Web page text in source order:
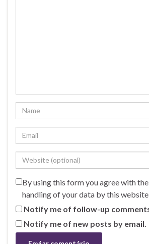
By using this form you agree with
handling of your data by this website.
Notify me of follow-up
Notify me of new posts by email.